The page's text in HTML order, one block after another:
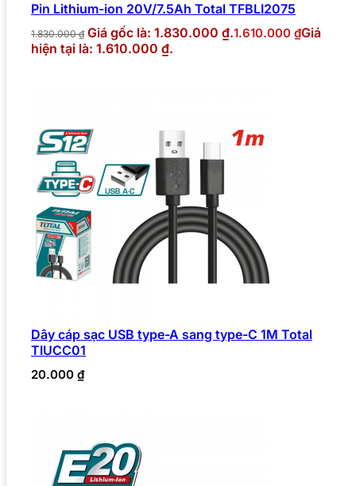
Pin Lithium-ion 20V/7.5Ah Total TFBLI2075
1.830.000₫ Giá gốc là: 1.830.000 ₫.1.610.000 ₫Giá
hiện tại là: 1.610.000 ₫.
Dây cáp sạc USB type-A sang type-C 1M Total
TIUCC01
20.000 ₫